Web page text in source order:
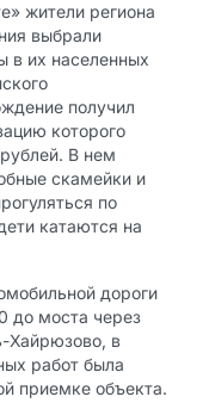
жители региона
выбрали
в их населенных
получил
которого
В нем
скамейки и
по
катаются на
дороги
до моста через
Хайрюзово, в
работ была
приемке объекта.